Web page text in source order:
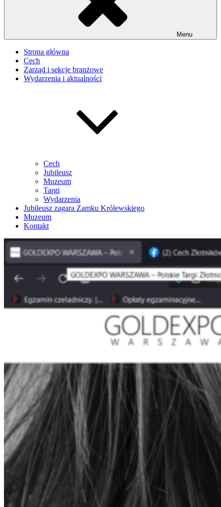
Menu
Strona główna
Cech
Zarząd i sekcje branżowe
Wydarzenia i aktualności
Cech
Jubileusz
Muzeum
Targi
Wydarzenia
Jubileusz zagara Zamku Królewskiego
Muzeum
Kontakt